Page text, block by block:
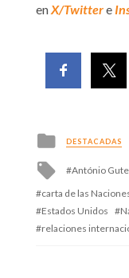
en X/Twittere
Posted
in
DESTACADAS
Tagged
with
António
carta de las
Estados Unidos
relaciones